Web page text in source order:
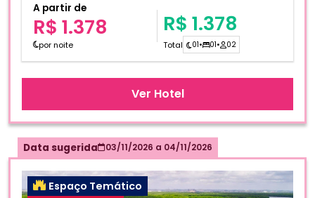
A partir de
R$ 1.378
por noite
R$ 1.378
Total 01• 01• 02
Ver Hotel
Data sugerida 03/11/2026 a 04/11/2026
Espaço Temático